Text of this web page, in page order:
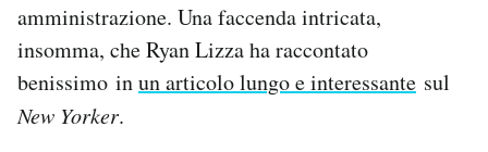
amministrazione. Una faccenda intricata,
insomma, che Ryan Lizza ha raccontato
benissimo inun articolo lungo e interessante sul
New Yorker.